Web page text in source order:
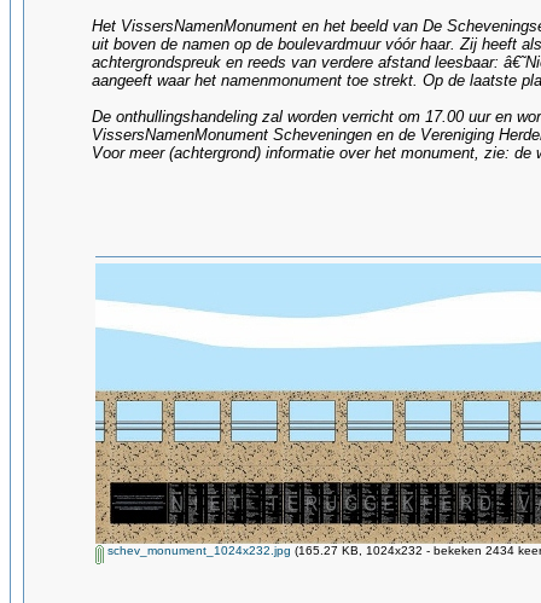
Het VissersNamenMonument en het beeld van De
uit boven de namen op de boulevardmuur vóór haar. Zij heeft
achtergrondspreuk en reeds van verdere afstand leesbaar:
aangeeft waar het namenmonument toe strekt. Op de laatste
De onthullingshandeling zal worden verricht om 17.00 uur en
VissersNamenMonument Scheveningen en de Vereniging
Voor meer (achtergrond) informatie over het monument, zie: de
schev_monument_1024x232.jpg (165.27 KB, 1024x232 - bekeken 2434